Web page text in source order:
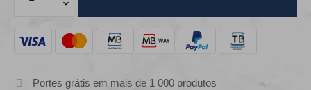
Portes grátis em mais de 1 000 produtos